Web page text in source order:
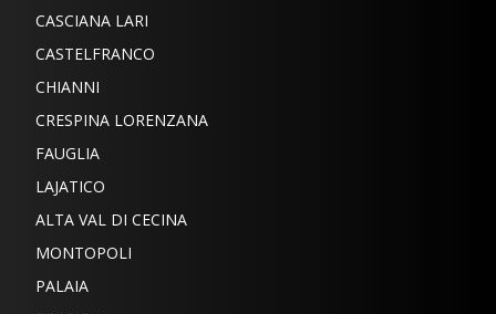
CASCIANA LARI
CASTELFRANCO
CHIANNI
CRESPINA LORENZANA
FAUGLIA
LAJATICO
ALTA VAL DI CECINA
MONTOPOLI
PALAIA